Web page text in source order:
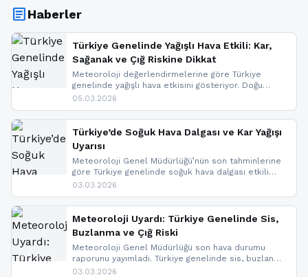
articleHaberler
Türkiye Genelinde Yağışlı Hava Etkili: Kar,
Sağanak ve Çığ Riskine Dikkat
Meteoroloji değerlendirmelerine göre Türkiye
genelinde yağışlı hava etkisini gösteriyor. Doğu
bölgelerinde kar yağışı beklenirken Marmara ve
ise çığ tehlikesi bulunuyor. İç kesimlerde sis ve pus
nedeniyle görüş mesafesinde azalma
yaşanabileceği belirtiliyor.
05.03.2026
Türkiye’de Soğuk Hava Dalgası ve Kar Yağışı
Uyarısı
Meteoroloji Genel Müdürlüğü’nün son tahminlerine
göre Türkiye genelinde soğuk hava dalgası etkili
oluyor. Birçok il için kar yağışı ve buzlanma uyarısı
03.03.2026
Meteoroloji Uyardı: Türkiye Genelinde Sis,
Buzlanma ve Çığ Riski
Meteoroloji Genel Müdürlüğü son hava durumu
raporunu yayımladı. Türkiye genelinde sis, buzlanma
ve don beklenirken Doğu Anadolu ve Doğu
03.03.2026